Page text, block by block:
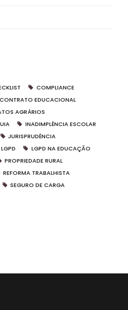
COMPLIANCE
CONTRATO EDUCACIONAL
AGRÁRIOS
INADIMPLÊNCIA ESCOLAR
JURISPRUDÊNCIA
LGPD
LGPD NA EDUCAÇÃO
PROPRIEDADE RURAL
REFORMA TRABALHISTA
SEGURO DE CARGA